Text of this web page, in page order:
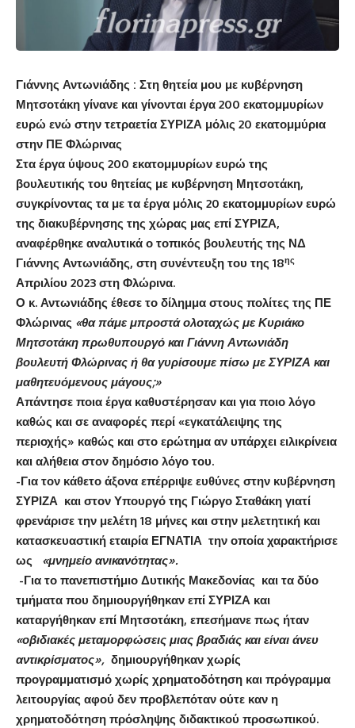
Γιάννης Αντωνιάδης : Στη θητεία μου με κυβέρνηση
Μητσοτάκη γίνανε και γίνονται έργα 200 εκατομμυρίων
ευρώ ενώ στην τετραετία ΣΥΡΙΖΑ μόλις 20 εκατομμύρια
στην ΠΕ Φλώρινας
Στα έργα ύψους 200 εκατομμυρίων ευρώ της
βουλευτικής του θητείας με κυβέρνηση Μητσοτάκη,
συγκρίνοντας τα με τα έργα μόλις 20 εκατομμυρίων ευρώ
της διακυβέρνησης της χώρας μας επί ΣΥΡΙΖΑ,
αναφέρθηκε αναλυτικά ο τοπικός βουλευτής της ΝΔ
Γιάννης Αντωνιάδης, στη συνέντευξη του της 18ης
Απριλίου 2023 στη Φλώρινα.
Ο κ. Αντωνιάδης έθεσε το δίλημμα στους πολίτες της ΠΕ
Φλώρινας «θα πάμε μπροστά ολοταχώς με Κυριάκο
Μητσοτάκη πρωθυπουργό και Γιάννη Αντωνιάδη
βουλευτή Φλώρινας ή θα γυρίσουμε πίσω με ΣΥΡΙΖΑ και
μαθητευόμενους μάγους;»
Απάντησε ποια έργα καθυστέρησαν και για ποιο λόγο
καθώς και σε αναφορές περί «εγκατάλειψης της
περιοχής» καθώς και στο ερώτημα αν υπάρχει ειλικρίνεια
και αλήθεια στον δημόσιο λόγο του.
-Για τον κάθετο άξονα επέρριψε ευθύνες στην κυβέρνηση
ΣΥΡΙΖΑ και στον Υπουργό της Γιώργο Σταθάκη γιατί
φρενάρισε την μελέτη 18 μήνες και στην μελετητική και
κατασκευαστική εταιρία ΕΓΝΑΤΙΑ την οποία χαρακτήρισε
ως
«μνημείο ανικανότητας».
-Για το πανεπιστήμιο Δυτικής Μακεδονίας και τα δύο
τμήματα που δημιουργήθηκαν επί ΣΥΡΙΖΑ και
καταργήθηκαν επί Μητσοτάκη, επεσήμανε πως ήταν
«οβιδιακές μεταμορφώσεις μιας βραδιάς και είναι άνευ
αντικρίσματος», δημιουργήθηκαν χωρίς
προγραμματισμό χωρίς χρηματοδότηση και πρόγραμμα
λειτουργίας αφού δεν προβλεπόταν ούτε καν η
χρηματοδότηση πρόσληψης διδακτικού προσωπικού.